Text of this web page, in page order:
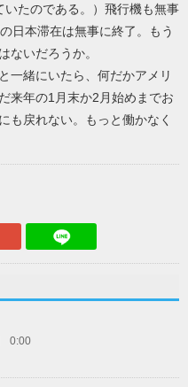
たのである。）飛行機も無事
日本滞在は無事に終了。もう
ないだろうか。
一緒にいたら、何だかアメリ
来年の1月末か2月始めまでお
も戻れない。もっと働かなく
なブックマークGoogle Plus
0:00